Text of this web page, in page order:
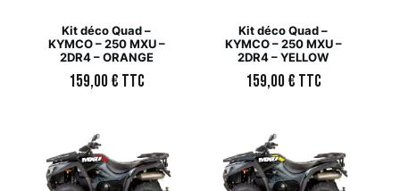
Kit déco Quad –
KYMCO – 250 MXU –
2DR4 – ORANGE
159,00€ TTC
Kit déco Quad –
KYMCO – 250 MXU –
2DR4 – YELLOW
159,00€ TTC